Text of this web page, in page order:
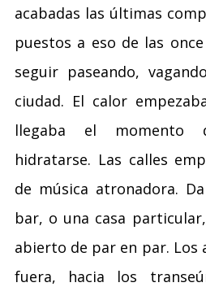
acabadas las últimas
puestos a eso de las
seguir paseando,
ciudad. El calor
llegaba el momento
hidratarse. Las calles
de música atronadora.
bar, o una casa
abierto de par en par. Los
fuera, hacia los